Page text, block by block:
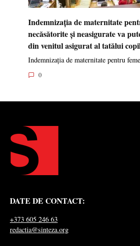
Indemnizația de maternitate
necăsătorite și neasigurate va
din venitul asigurat al tatălui
Indemnizația de maternitate pentru
0
DATE DE CONTACT:
+373 605 246 63
redactia@sinteza.org